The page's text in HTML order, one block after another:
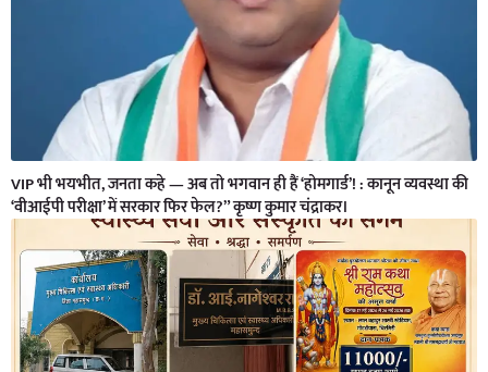
VIP भी भयभीत, जनता कहे — अब तो भगवान ही हैं ‘होमगार्ड’! : कानून व्यवस्था की
‘वीआईपी परीक्षा’ में सरकार फिर फेल?” कृष्ण कुमार चंद्राकर।